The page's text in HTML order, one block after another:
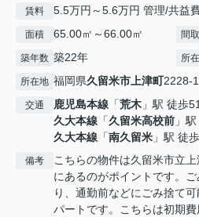
賃料 5.5万円～5.6万円 管理/共益
面積 65.00㎡～66.00㎡ 間
築年数 築22年 所
所在地 福岡県久留米市上津町2228-
交通 鹿児島本線 「荒木 」駅 徒歩
久大本線 「久留米高校前 」
久大本線 「南久留米 」駅 徒
備考
こちらの物件は久留米市立
にあるのがポイントです。
り、通勤前などにごみ捨て
パートです。こちらは初期